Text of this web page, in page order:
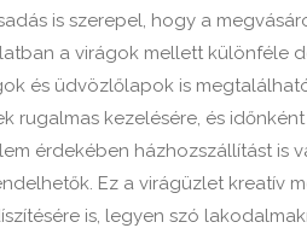
is szerepel, hogy a
a virágok mellett különféle
és üdvözlőlapok is
rugalmas kezelésére, és
érdekében házhozszállítást is
Ez a virágüzlet kreatív
is, legyen szó